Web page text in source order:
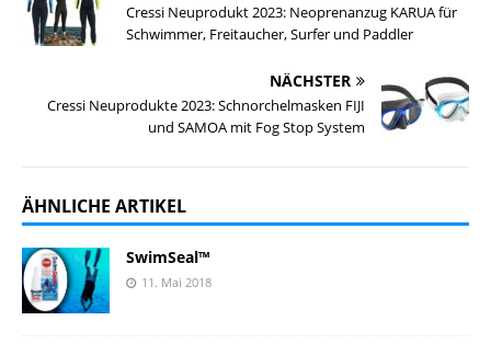
Cressi Neuprodukt 2023: Neoprenanzug KARUA für
Schwimmer, Freitaucher, Surfer und Paddler
NÄCHSTER
Cressi Neuprodukte 2023: Schnorchelmasken FIJI
und SAMOA mit Fog Stop System
ÄHNLICHE ARTIKEL
SwimSeal™
11. Mai 2018